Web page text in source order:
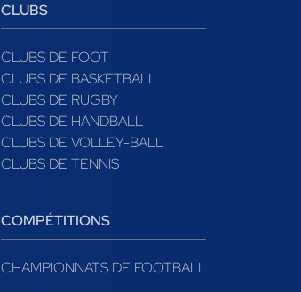
CLUBS
CLUBS DE FOOT
CLUBS DE BASKETBALL
CLUBS DE RUGBY
CLUBS DE HANDBALL
CLUBS DE VOLLEY-BALL
CLUBS DE TENNIS
COMPÉTITIONS
CHAMPIONNATS DE FOOTBALL